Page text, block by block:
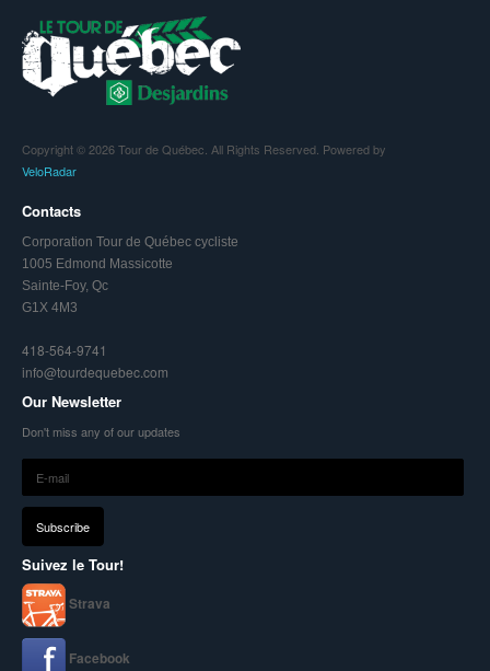
Copyright © 2026 Tour de Québec. All Rights Reserved. Powered by
VeloRadar
Contacts
Corporation Tour de Québec cycliste
1005 Edmond Massicotte
Sainte-Foy, Qc
G1X 4M3
418-564-9741
info@tourdequebec.com
Our Newsletter
Don't miss any of our updates
Suivez le Tour!
Strava
Facebook